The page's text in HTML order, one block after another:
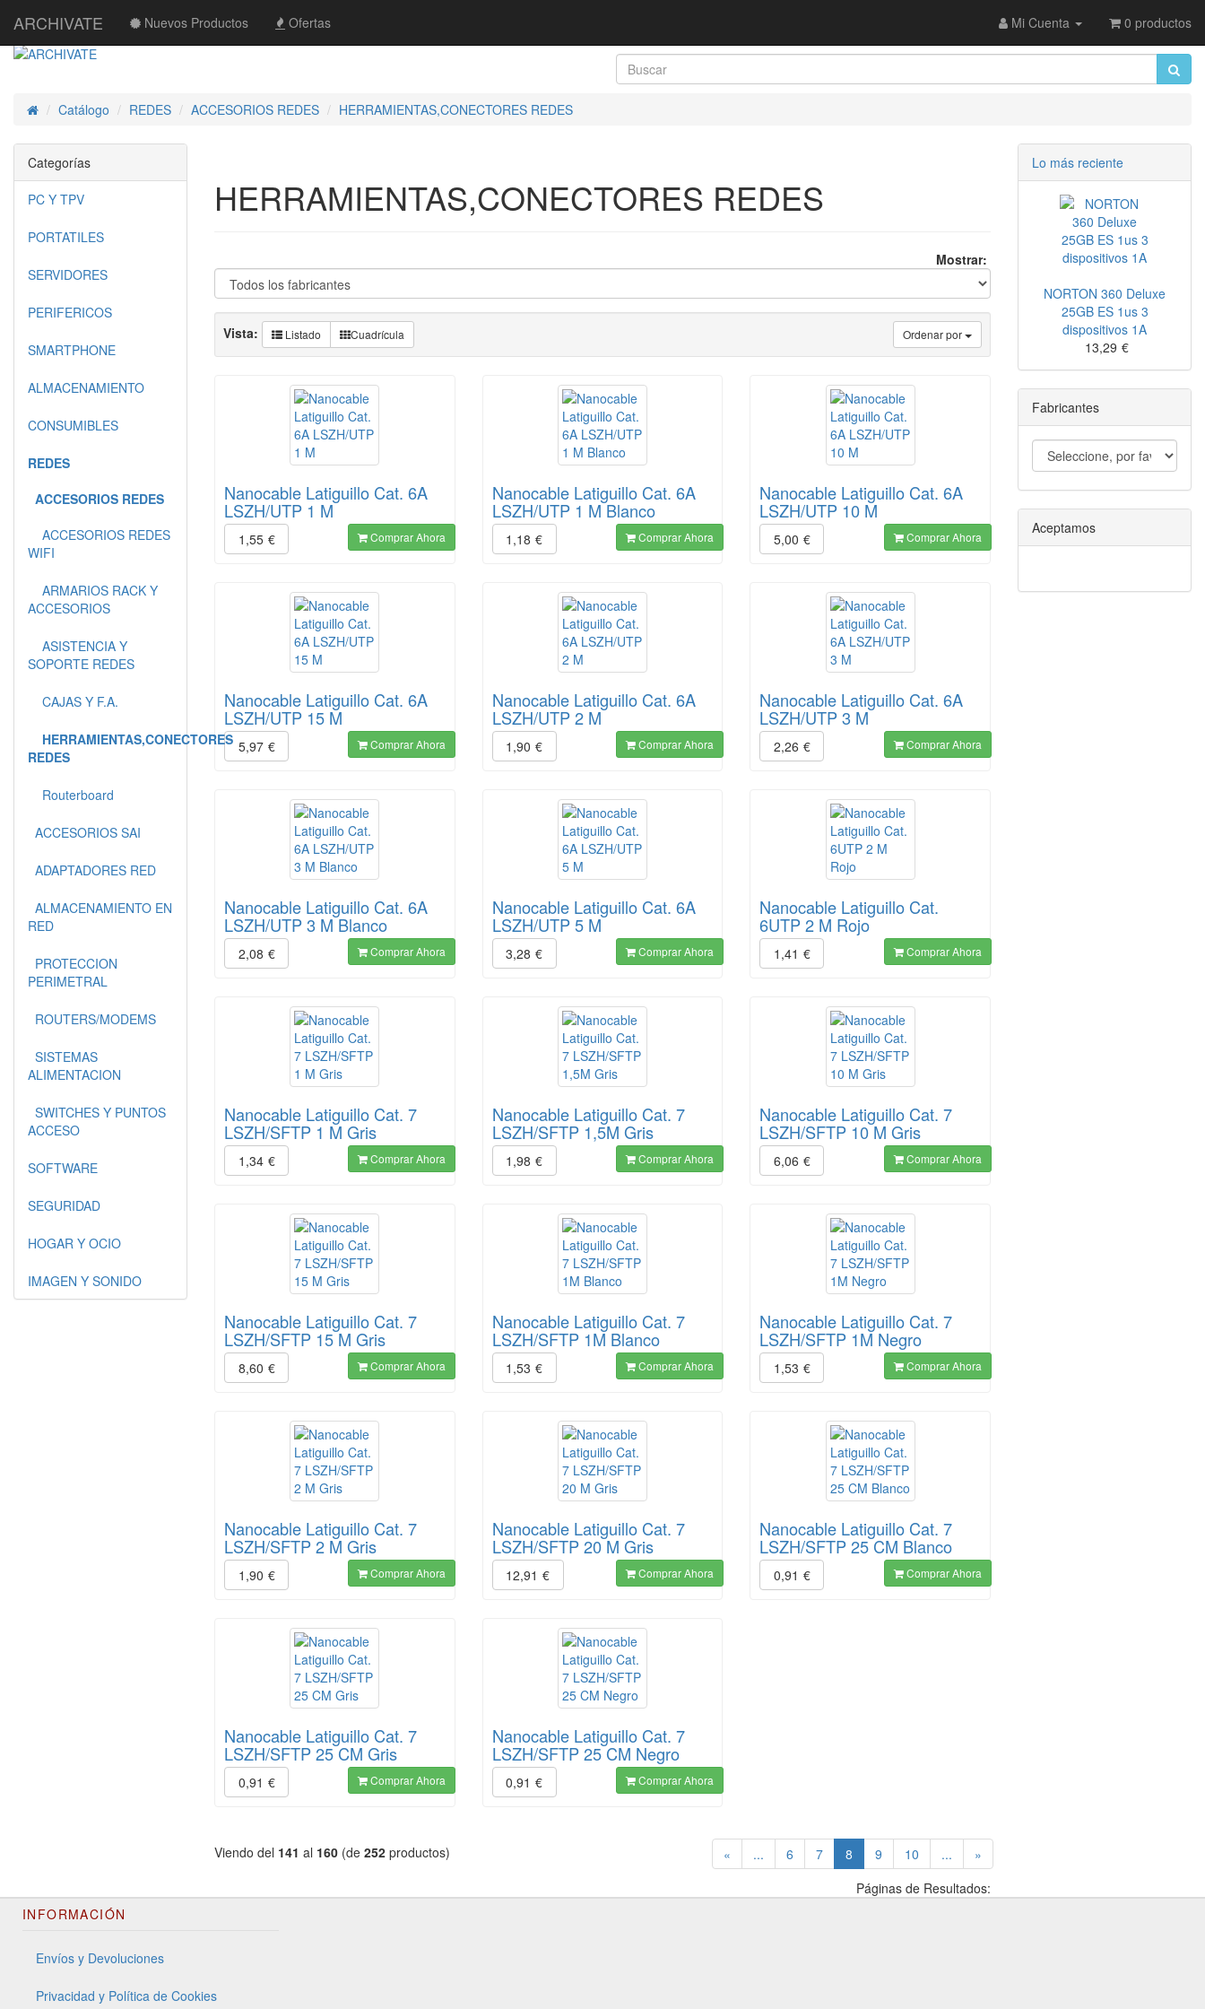
ARCHIVATE Nuevos Productos Ofertas Mi Cuenta 0 productos
InicioCatálogo REDES ACCESORIOS REDES HERRAMIENTAS,CONECTORES REDES
HERRAMIENTAS,CONECTORES REDES
Mostrar:
Ordenar por
Vista: Listado Cuadrícula
Nanocable Latiguillo Cat. 6A
LSZH/UTP 1 M
1,55 € Comprar Ahora
Nanocable Latiguillo Cat. 6A
LSZH/UTP 1 M Blanco
1,18 € Comprar Ahora
Nanocable Latiguillo Cat. 6A
LSZH/UTP 10 M
5,00 € Comprar Ahora
Nanocable Latiguillo Cat. 6A
LSZH/UTP 15 M
5,97 € Comprar Ahora
Nanocable Latiguillo Cat. 6A
LSZH/UTP 2 M
1,90 € Comprar Ahora
Nanocable Latiguillo Cat. 6A
LSZH/UTP 3 M
2,26 € Comprar Ahora
Nanocable Latiguillo Cat. 6A
LSZH/UTP 3 M Blanco
2,08 € Comprar Ahora
Nanocable Latiguillo Cat. 6A
LSZH/UTP 5 M
3,28 € Comprar Ahora
Nanocable Latiguillo Cat.
6UTP 2 M Rojo
1,41 € Comprar Ahora
Nanocable Latiguillo Cat. 7
LSZH/SFTP 1 M Gris
1,34 € Comprar Ahora
Nanocable Latiguillo Cat. 7
LSZH/SFTP 1,5M Gris
1,98 € Comprar Ahora
Nanocable Latiguillo Cat. 7
LSZH/SFTP 10 M Gris
6,06 € Comprar Ahora
Nanocable Latiguillo Cat. 7
LSZH/SFTP 15 M Gris
8,60 € Comprar Ahora
Nanocable Latiguillo Cat. 7
LSZH/SFTP 1M Blanco
1,53 € Comprar Ahora
Nanocable Latiguillo Cat. 7
LSZH/SFTP 1M Negro
1,53 € Comprar Ahora
Nanocable Latiguillo Cat. 7
LSZH/SFTP 2 M Gris
1,90 € Comprar Ahora
Nanocable Latiguillo Cat. 7
LSZH/SFTP 20 M Gris
12,91 € Comprar Ahora
Nanocable Latiguillo Cat. 7
LSZH/SFTP 25 CM Blanco
0,91 € Comprar Ahora
Nanocable Latiguillo Cat. 7
LSZH/SFTP 25 CM Gris
0,91 € Comprar Ahora
Nanocable Latiguillo Cat. 7
LSZH/SFTP 25 CM Negro
0,91 € Comprar Ahora
Viendo del 141 al 160 (de 252 productos) « ... 6 7 8 (current)
9 10 ...
»
Páginas de Resultados:
Categorías
PC Y TPV
PORTATILES
SERVIDORES
PERIFERICOS
SMARTPHONE
ALMACENAMIENTO
CONSUMIBLES
REDES
ACCESORIOS REDES
ACCESORIOS REDES
WIFI
ARMARIOS RACK Y
ACCESORIOS
ASISTENCIA Y
SOPORTE REDES
CAJAS Y F.A.
HERRAMIENTAS,CONECTORES
REDES
Routerboard
ACCESORIOS SAI
ADAPTADORES RED
ALMACENAMIENTO EN
RED
PROTECCION
PERIMETRAL
ROUTERS/MODEMS
SISTEMAS
ALIMENTACION
SWITCHES Y PUNTOS
ACCESO
SOFTWARE
SEGURIDAD
HOGAR Y OCIO
IMAGEN Y SONIDO
Lo más reciente
NORTON 360 Deluxe
25GB ES 1us 3
dispositivos 1A
13,29 €
Fabricantes
Aceptamos
INFORMACIÓN
Envíos y Devoluciones
Privacidad y Política de Cookies